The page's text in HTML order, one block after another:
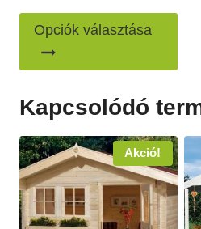
000 Ft
Opciók választása
A
a
Kapcsolódó
Akció!